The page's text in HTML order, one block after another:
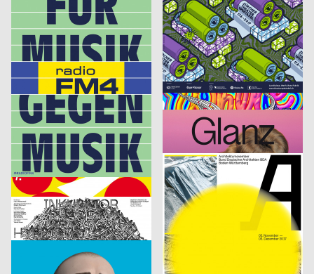
Rundgang HGB Leipzig 2017
Studio Mark Bohle, Apai Alessandro D
2017
The Quick Brown Fox Jumps Over The Lazy Dog
Hess Till CH
2017
Yoga
Frei Tim CH
2017
Fußgänger
derhund.org CH
2017
Tribute to Tom Petty
derhund.org
2017
Marienplatzfest 2017
Hubertus Design, Lopes Orianne, Zimmermann Anne
Miller’s
Hubertus Design
2017
Spektakuli
2017
Architekturnovember 2017
Studio Tillack Knöll D
2017
Inkubator – Maskierung
D
2017
Container Open
HAU Hebbel am Ufer, n e w f r o n t e a r s
Keep It Real
Riva Lisa
2017
Kino Xenix – Rumänien Reloaded